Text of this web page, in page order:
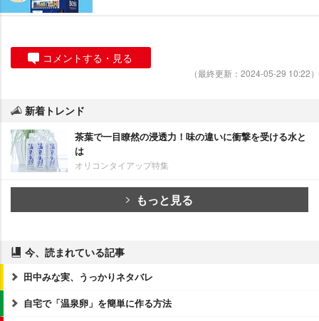
コメントする・見る
（最終更新：2024-05-29 10:22）
新着トレンド
茶葉で一目瞭然の浸透力！味の違いに衝撃を受ける水と
は
オリコンタイアップ特集
もっと見る
今、読まれている記事
田中みな実、うっかりネタバレ
自宅で「温泉卵」を簡単に作る方法